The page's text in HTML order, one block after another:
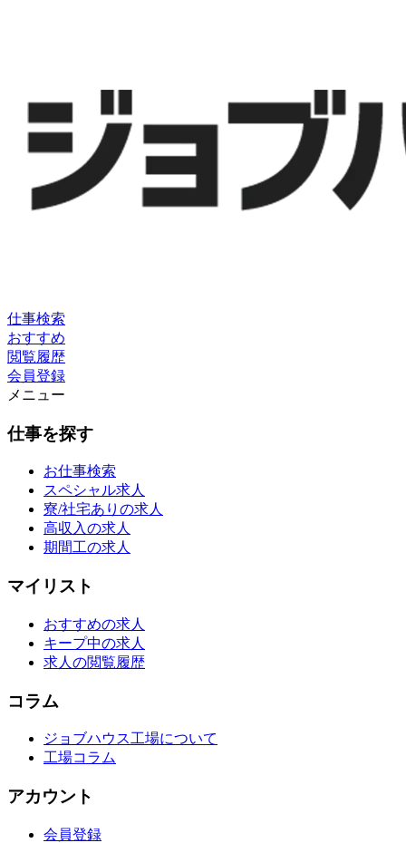
仕事検索
おすすめ
閲覧履歴
会員登録
メニュー
仕事を探す
お仕事検索
スペシャル求人
寮/社宅ありの求人
高収入の求人
期間工の求人
マイリスト
おすすめの求人
キープ中の求人
求人の閲覧履歴
コラム
ジョブハウス工場について
工場コラム
アカウント
会員登録